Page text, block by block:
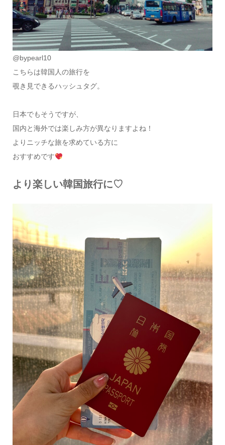
@bypearl10
こちらは韓国人の旅行を
覗き見できるハッシュタグ。
日本でもそうですが、
国内と海外では楽しみ方が異なりますよね！
よりニッチな旅を求めている方に
おすすめです
より楽しい韓国旅行に♡